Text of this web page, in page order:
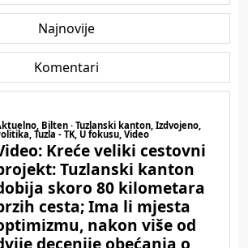
Najnovije
Komentari